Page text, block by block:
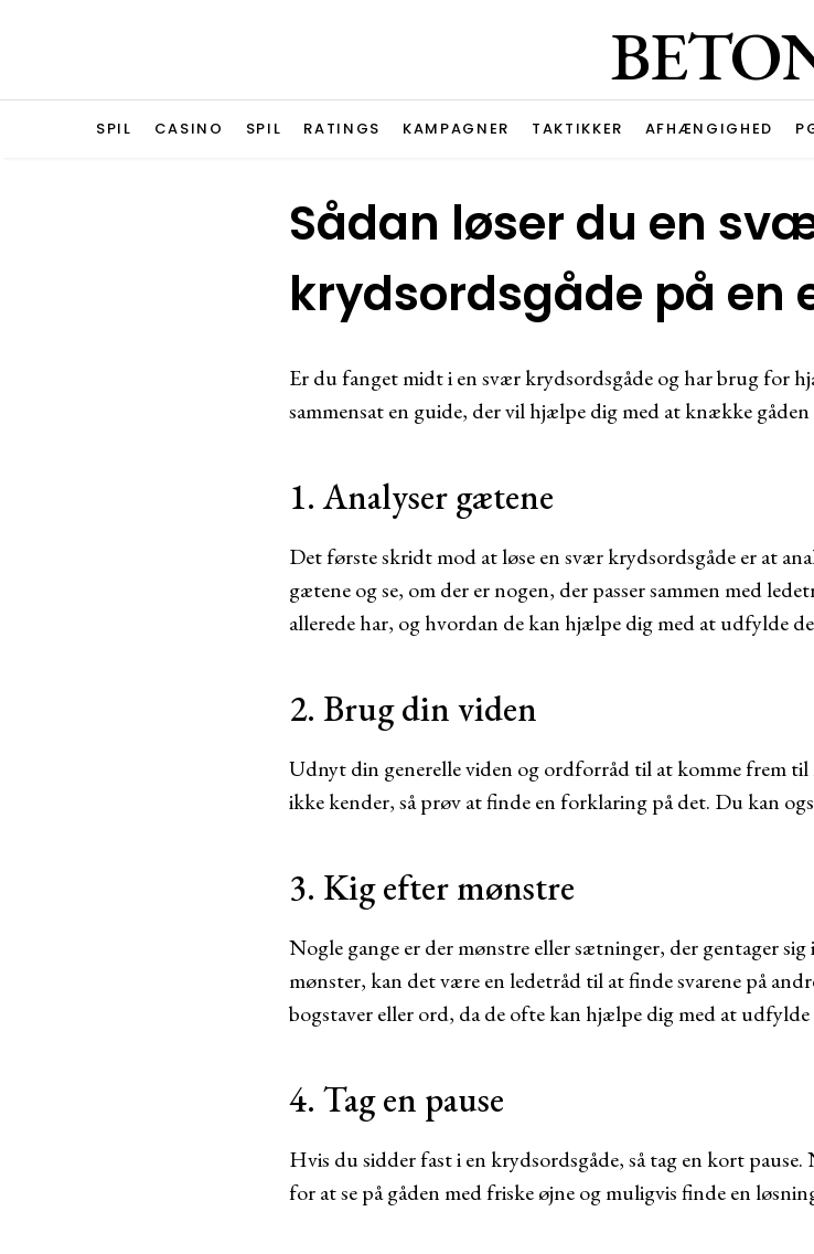
SPIL CASINO SPIL RATINGS KAMPAGNER TAKTIKKER AFHÆNGIGHED
Sådan løser du en
krydsordsgåde på en
Er du fanget midt i en svær krydsordsgåde og har brug for
sammensat en guide, der vil hjælpe dig med at knække
1. Analyser gætene
Det første skridt mod at løse en svær krydsordsgåde er at
gætene og se, om der er nogen, der passer sammen med
allerede har, og hvordan de kan hjælpe dig med at udfylde
2. Brug din viden
Udnyt din generelle viden og ordforråd til at komme frem
ikke kender, så prøv at finde en forklaring på det. Du kan
3. Kig efter mønstre
Nogle gange er der mønstre eller sætninger, der gentager
mønster, kan det være en ledetråd til at finde svarene på
bogstaver eller ord, da de ofte kan hjælpe dig med at udfylde
4. Tag en pause
Hvis du sidder fast i en krydsordsgåde, så tag en kort
for at se på gåden med friske øjne og muligvis finde en